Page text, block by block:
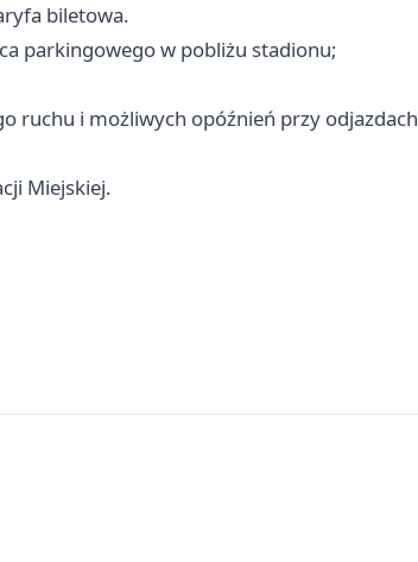
biletowa.
parkingowego w pobliżu stadionu;
ruchu i możliwych opóźnień przy odjazdach
Miejskiej.